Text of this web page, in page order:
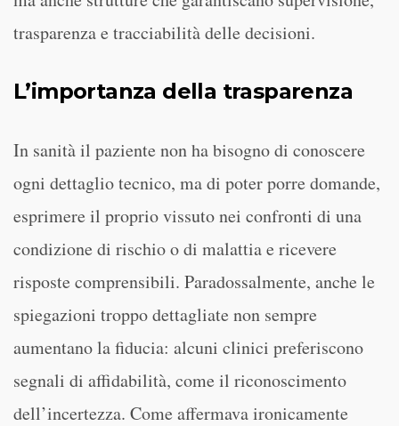
trasparenza e tracciabilità delle decisioni.
L’importanza della trasparenza
In sanità il paziente non ha bisogno di conoscere
ogni dettaglio tecnico, ma di poter porre domande,
esprimere il proprio vissuto nei confronti di una
condizione di rischio o di malattia e ricevere
risposte comprensibili. Paradossalmente, anche le
spiegazioni troppo dettagliate non sempre
aumentano la fiducia: alcuni clinici preferiscono
segnali di affidabilità, come il riconoscimento
dell’incertezza. Come affermava ironicamente